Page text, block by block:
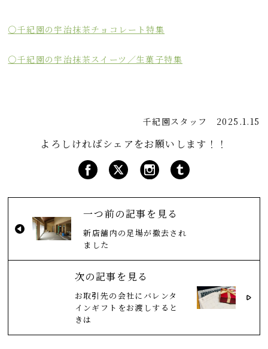
〇千紀園の宇治抹茶チョコレート特集
〇千紀園の宇治抹茶スイーツ／生菓子特集
千紀園スタッフ 2025.1.15
よろしければシェアをお願いします！！
一つ前の記事を見る
新店舗内の足場が撤去され
ました
次の記事を見る
お取引先の会社にバレンタ
インギフトをお渡しすると
きは